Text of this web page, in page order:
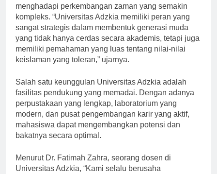
menghadapi perkembangan zaman yang semakin
kompleks. “Universitas Adzkia memiliki peran yang
sangat strategis dalam membentuk generasi muda
yang tidak hanya cerdas secara akademis, tetapi juga
memiliki pemahaman yang luas tentang nilai-nilai
keislaman yang toleran,” ujarnya.
Salah satu keunggulan Universitas Adzkia adalah
fasilitas pendukung yang memadai. Dengan adanya
perpustakaan yang lengkap, laboratorium yang
modern, dan pusat pengembangan karir yang aktif,
mahasiswa dapat mengembangkan potensi dan
bakatnya secara optimal.
Menurut Dr. Fatimah Zahra, seorang dosen di
Universitas Adzkia, “Kami selalu berusaha